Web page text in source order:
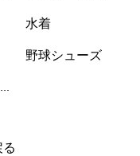
水着
野球シューズ
る